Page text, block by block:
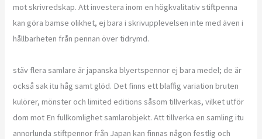
mot skrivredskap. Att investera inom en högkvalitativ stiftpenna
kan göra bamse olikhet, ej bara i skrivupplevelsen inte med även i
hållbarheten från pennan över tidrymd.
stäv flera samlare är japanska blyertspennor ej bara medel; de är
också sak itu håg samt glöd. Det finns ett blaffig variation bruten
kulörer, mönster och limited editions såsom tillverkas, vilket utför
dom mot En fullkomlighet samlarobjekt. Att tillverka en samling itu
annorlunda stiftpennor från Japan kan finnas någon festlig och